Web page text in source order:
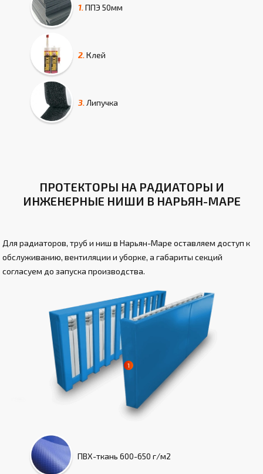
1. ППЭ 50мм
2. Клей
3. Липучка
ПРОТЕКТОРЫ НА РАДИАТОРЫ И
ИНЖЕНЕРНЫЕ НИШИ В НАРЬЯН-МАРЕ
Для радиаторов, труб и ниш в Нарьян-Маре оставляем доступ к
обслуживанию, вентиляции и уборке, а габариты секций
согласуем до запуска производства.
ПВХ-ткань 600-650 г/м2